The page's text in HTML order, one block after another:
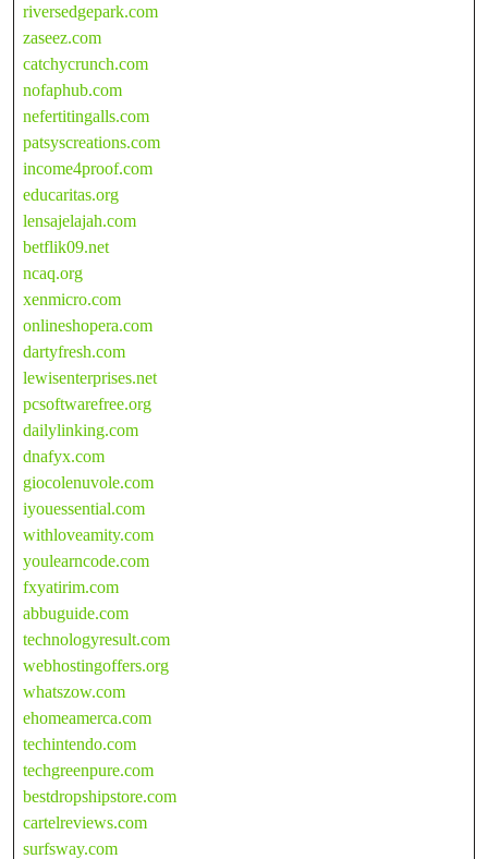
riversedgepark.com
zaseez.com
catchycrunch.com
nofaphub.com
nefertitingalls.com
patsyscreations.com
income4proof.com
educaritas.org
lensajelajah.com
betflik09.net
ncaq.org
xenmicro.com
onlineshopera.com
dartyfresh.com
lewisenterprises.net
pcsoftwarefree.org
dailylinking.com
dnafyx.com
giocolenuvole.com
iyouessential.com
withloveamity.com
youlearncode.com
fxyatirim.com
abbuguide.com
technologyresult.com
webhostingoffers.org
whatszow.com
ehomeamerca.com
techintendo.com
techgreenpure.com
bestdropshipstore.com
cartelreviews.com
surfsway.com